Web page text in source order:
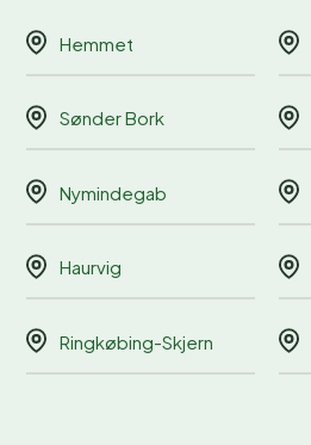
Hemmet
Sønder Bork
Nymindegab
Haurvig
Ringkøbing-Skjern